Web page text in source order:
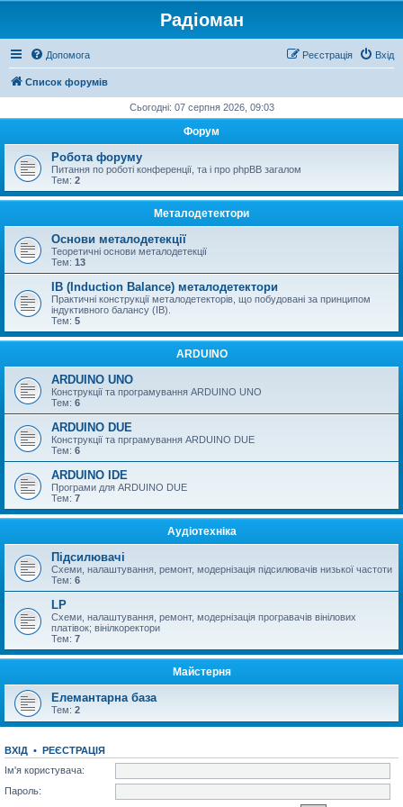
Радіоман
Допомога Вхід
Реєстрація
Список форумів
Сьогодні: 07 серпня 2026, 09:03
Форум
Робота форуму
Питання по роботі конференції, та і про phpBB загалом
Тем: 2
Металодетектори
Основи металодетекції
Теоретичні основи металодетекції
Тем: 13
IB (Induction Balance) металодетектори
Практичні конструкції металодетекторів, що побудовані за принципом
індуктивного балансу (IB).
Тем: 5
ARDUINO
ARDUINO UNO
Конструкції та програмування ARDUINO UNO
Тем: 6
ARDUINO DUE
Конструкції та прграмування ARDUINO DUE
Тем: 6
ARDUINO IDE
Програми для ARDUINO DUE
Тем: 7
Аудіотехніка
Підсилювачі
Схеми, налаштування, ремонт, модернізація підсилювачів низької частоти
Тем: 6
LP
Схеми, налаштування, ремонт, модернізація програвачів вінілових
платівок; вінілкоректори
Тем: 7
Майстерня
Елемантарна база
Тем: 2
ВХІД • РЕЄСТРАЦІЯ
Ім'я користувача:
Пароль: